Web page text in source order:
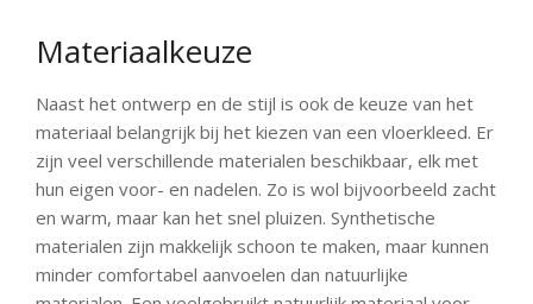
Materiaalkeuze
Naast het ontwerp en de stijl is ook de keuze van het
materiaal belangrijk bij het kiezen van een vloerkleed. Er
zijn veel verschillende materialen beschikbaar, elk met
hun eigen voor- en nadelen. Zo is wol bijvoorbeeld zacht
en warm, maar kan het snel pluizen. Synthetische
materialen zijn makkelijk schoon te maken, maar kunnen
minder comfortabel aanvoelen dan natuurlijke